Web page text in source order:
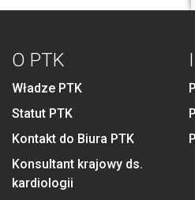
O PTK
Władze PTK
Statut PTK
Kontakt do Biura PTK
Konsultant krajowy ds.
kardiologii